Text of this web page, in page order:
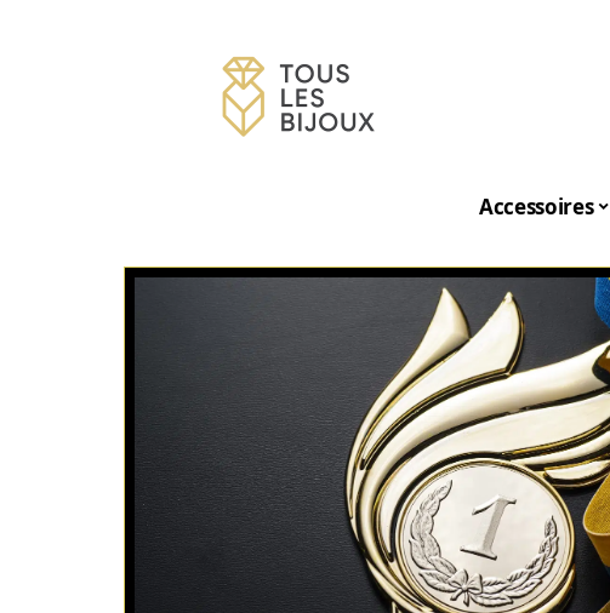
Accessoires